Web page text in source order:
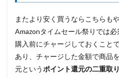
またより安く買うならこちらも
Amazonタイムセール祭りでは必
購入前にチャージしておくこと
あり、チャージした金額で商品
元というポイント還元の二重取り